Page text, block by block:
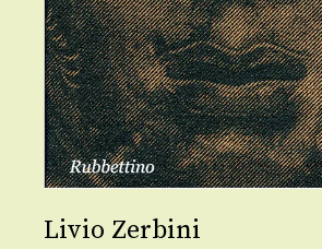
Livio Zerbini